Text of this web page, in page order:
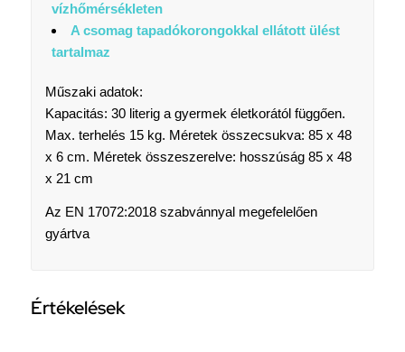
vízhőmérsékleten
A csomag tapadókorongokkal ellátott ülést
tartalmaz
Műszaki adatok:
Kapacitás: 30 literig a gyermek életkorától függően.
Max. terhelés 15 kg. Méretek összecsukva: 85 x 48
x 6 cm. Méretek összeszerelve: hosszúság 85 x 48
x 21 cm
Az EN 17072:2018 szabvánnyal megefelelően
gyártva
Értékelések